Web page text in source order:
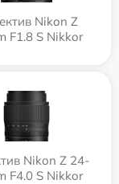
Nikon Z
F1.8 S Nikkor
Nikon Z 24-
F4.0 S Nikkor